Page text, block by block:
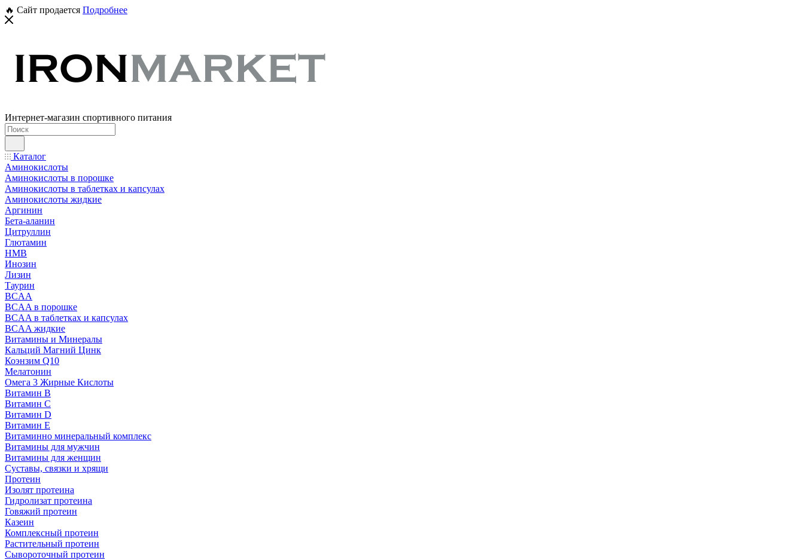
🔥 Сайт продается Подробнее
Интернет-магазин спортивного питания
Каталог
Аминокислоты
Аминокислоты в порошке
Аминокислоты в таблетках и капсулах
Аминокислоты жидкие
Аргинин
Бета-аланин
Цитруллин
Глютамин
HMB
Инозин
Лизин
Таурин
BCAA
BCAA в порошке
BCAA в таблетках и капсулах
BCAA жидкие
Витамины и Минералы
Кальций Магний Цинк
Коэнзим Q10
Мелатонин
Омега 3 Жирные Кислоты
Витамин B
Витамин C
Витамин D
Витамин E
Витаминно минеральный комплекс
Витамины для мужчин
Витамины для женщин
Суставы, связки и хрящи
Протеин
Изолят протеина
Гидролизат протеина
Говяжий протеин
Казеин
Комплексный протеин
Растительный протеин
Сывороточный протеин